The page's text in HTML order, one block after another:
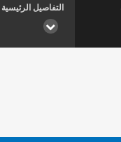
التفاصيل الرئيسية